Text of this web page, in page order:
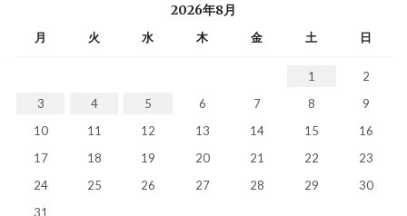
2026年8月
月 火 水 木 金 土 日
1
2
3
4 5 6 7 8
9
10
11 12 13 14 15
16
17
18 19 20 21 22
23
24
25 26 27 28 29
30
31